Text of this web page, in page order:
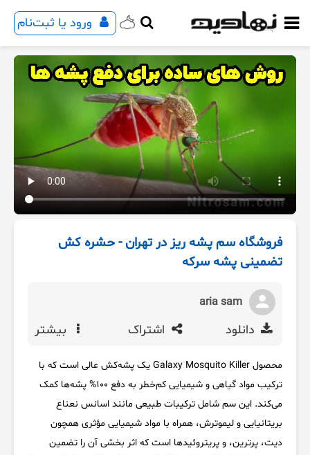
ورود یا ثبت‌نام
فروشگاه سم پشه ریز در تهران - حشره کش
تضمینی پشه سرکه
aria sam
دانلود اشتراک بیشتر
محصول Galaxy Mosquito Killer یک پشه‌کش عالی است که با
ترکیب مواد گیاهی و شیمیایی کم‌خطر به دفع 100% پشه‌ها کمک
می‌کند. این سم شامل ترکیبات طبیعی مانند اسانس نعناع
بریتانیایی و لیموترش، همراه با مواد شیمیایی مؤثری همچون
دیت، پرترین، و پریتروئیدها است که اثر بخشی آن را تضمین